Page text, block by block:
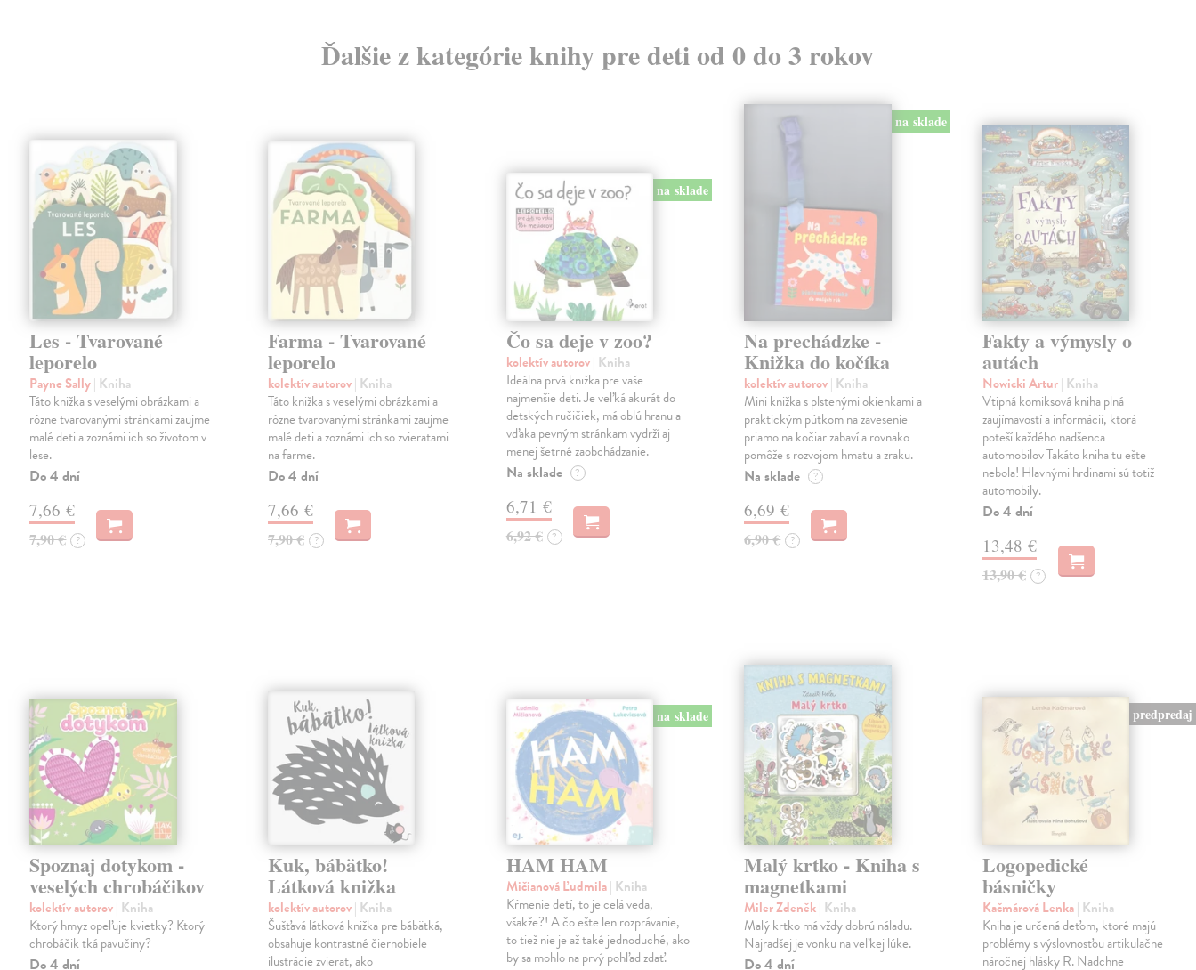
Ďalšie z kategórie knihy pre deti od 0 do 3 rokov
Les - Tvarované
leporelo
Payne Sally| Kniha
Táto knižka s veselými obrázkami a
rôzne tvarovanými stránkami zaujme
malé deti a zoznámi ich so životom v
lese.
Do 4 dní
7,66 €
7,90 € ?
Farma - Tvarované
leporelo
kolektív autorov| Kniha
Táto knižka s veselými obrázkami a
rôzne tvarovanými stránkami zaujme
malé deti a zoznámi ich so zvieratami
na farme.
Do 4 dní
7,66 €
7,90 € ?
na sklade
Čo sa deje v zoo?
kolektív autorov| Kniha
Ideálna prvá knižka pre vaše
najmenšie deti. Je veľká akurát do
detských ručičiek, má oblú hranu a
vďaka pevným stránkam vydrží aj
menej šetrné zaobchádzanie.
Na sklade ?
6,71 €
6,92 € ?
na sklade
Na prechádzke -
Knižka do kočíka
kolektív autorov| Kniha
Mini knižka s plstenými okienkami a
praktickým pútkom na zavesenie
priamo na kočiar zabaví a rovnako
pomôže s rozvojom hmatu a zraku.
Na sklade ?
6,69 €
6,90 € ?
Fakty a výmysly o
autách
Nowicki Artur| Kniha
Vtipná komiksová kniha plná
zaujímavostí a informácií, ktorá
poteší každého nadšenca
automobilov Takáto kniha tu ešte
nebola! Hlavnými hrdinami sú totiž
automobily.
Do 4 dní
13,48 €
13,90 € ?
Spoznaj dotykom -
veselých chrobáčikov
kolektív autorov| Kniha
Ktorý hmyz opeľuje kvietky? Ktorý
chrobáčik tká pavučiny?
Do 4 dní
Kuk, bábätko!
Látková knižka
kolektív autorov| Kniha
Šušťavá látková knižka pre bábätká,
obsahuje kontrastné čiernobiele
ilustrácie zvierat, ako
na sklade
HAM HAM
Mičianová Ľudmila| Kniha
Kŕmenie detí, to je celá veda,
všakže?! A čo ešte len rozprávanie,
to tiež nie je až také jednoduché, ako
by sa mohlo na prvý pohľad zdať.
Malý krtko - Kniha s
magnetkami
Miler Zdeněk| Kniha
Malý krtko má vždy dobrú náladu.
Najradšej je vonku na veľkej lúke.
Do 4 dní
predpredaj
Logopedické
básničky
Kačmárová Lenka| Kniha
Kniha je určená deťom, ktoré majú
problémy s výslovnosťou artikulačne
náročnej hlásky R. Nadchne